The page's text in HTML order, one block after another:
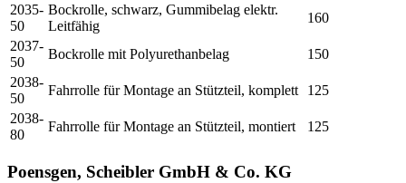
2035-
50
Bockrolle, schwarz, Gummibelag elektr.
Leitfähig
160
2037-
50
Bockrolle mit Polyurethanbelag
150
2038-
50
Fahrrolle für Montage an Stützteil, komplett
125
2038-
80
Fahrrolle für Montage an Stützteil, montiert 125
Poensgen, Scheibler GmbH & Co. KG